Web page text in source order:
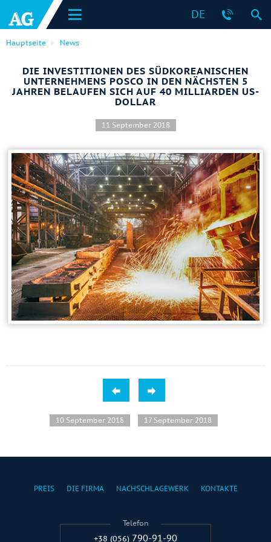
DE
Hauptseite News
DIE INVESTITIONEN DES SÜDKOREANISCHEN
UNTERNEHMENS POSCO IN DEN NÄCHSTEN 5
JAHREN BELAUFEN SICH AUF 40 MILLIARDEN US-
DOLLAR
11 September 2018
10 September 2018 17 September 2018
PREIS DIE FIRMA NACHSCHLAGEWERK KONTAKTE
Telefon
+38 (056) 790-91-90